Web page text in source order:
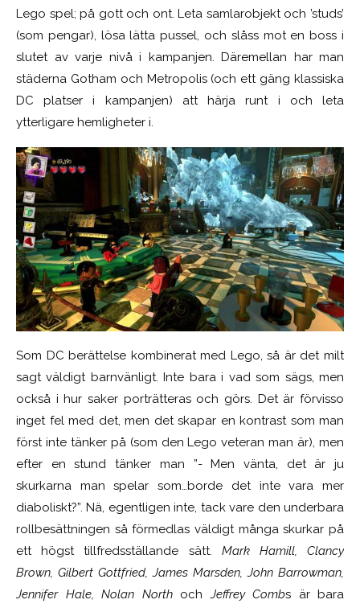
Lego spel; på gott och ont. Leta samlarobjekt och ’studs’
(som pengar), lösa lätta pussel, och slåss mot en boss i
slutet av varje nivå i kampanjen. Däremellan har man
städerna Gotham och Metropolis (och ett gäng klassiska
DC platser i kampanjen) att härja runt i och leta
ytterligare hemligheter i.
Som DC berättelse kombinerat med Lego, så är det milt
sagt väldigt barnvänligt. Inte bara i vad som sägs, men
också i hur saker porträtteras och görs. Det är förvisso
inget fel med det, men det skapar en kontrast som man
först inte tänker på (som den Lego veteran man är), men
efter en stund tänker man ”- Men vänta, det är ju
skurkarna man spelar som…borde det inte vara mer
diaboliskt?”. Nä, egentligen inte, tack vare den underbara
rollbesättningen så förmedlas väldigt många skurkar på
ett högst tillfredsställande sätt. Mark Hamill, Clancy
Brown, Gilbert Gottfried, James Marsden, John Barrowman,
Jennifer Hale, Nolan North ochJeffrey Combs är bara